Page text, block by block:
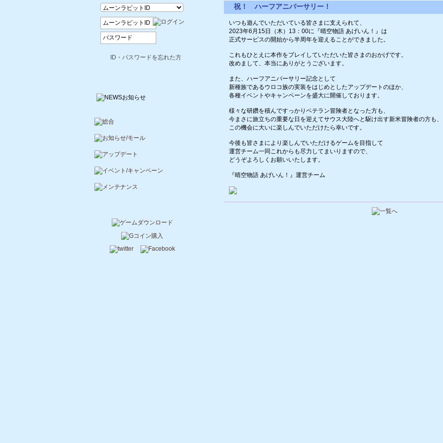
祝！ ハーフアニバーサリー！
いつも遊んでいただいている皆さまに支えられて、
2023年6月15日（木）13：00に『晴空物語 あげいん！』は
正式サービスの開始から半周年を迎えることができました。
これもひとえに本作をプレイしていただいた皆さまのおかげです。
改めまして、本当にありがとうございます。
また、ハーフアニバーサリー記念として
新種族であるウロコ族の実装をはじめとしたアップデートのほか、
各種イベントやキャンペーンを盛大に開催しております。
様々な研鑽を積んですっかりベテラン冒険者となった方も、
今まさに旅立ちの重要な日を迎えてサウス大陸へと駆け出す新米冒険者の方も、
この機会に大いに楽しんでいただけたら幸いです。
今後も皆さまにより楽しんでいただけるゲームを目指して
運営チーム一同これからも尽力してまいりますので、
どうぞよろしくお願いいたします。
『晴空物語 あげいん！』運営チーム
ID・パスワードを忘れた方